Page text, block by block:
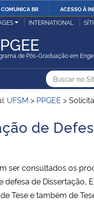
IR
COMUNICA BR ACESSO À
e Segurança Pública
Exteriores
Pecuária e Abastecimento
INTERNATIONAL
de Pós-Graduação em
Principal do Sítio
Busca
Buscar
Busca:
UFSM > PPGEE >
de
ser consultados os
defesa de Dissertação,
Tese e também de